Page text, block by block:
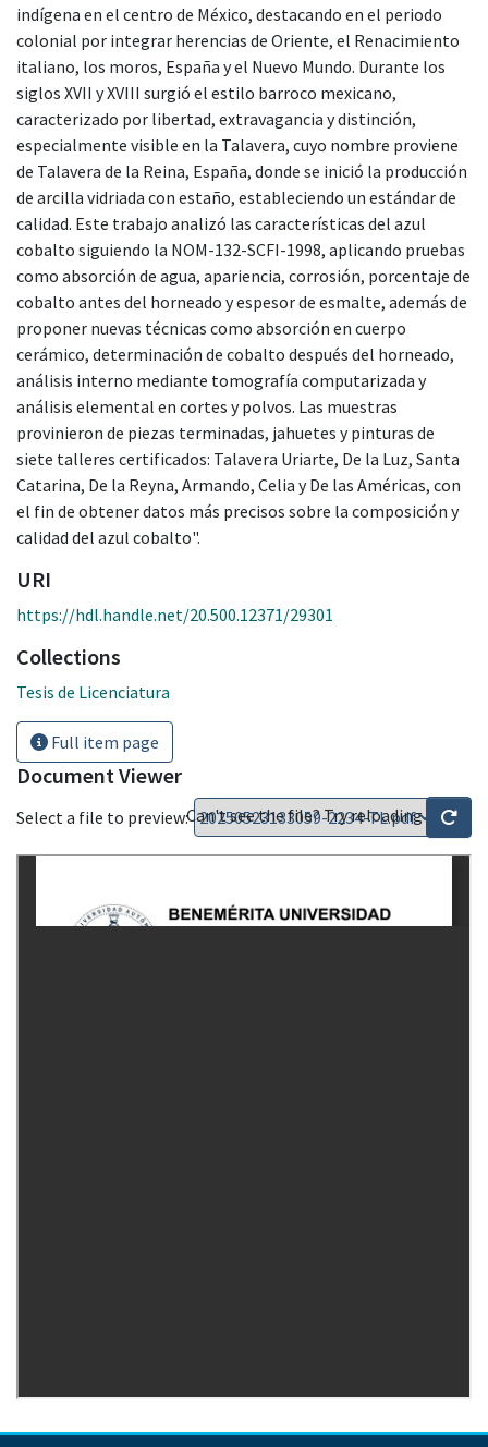
indígena en el centro de México, destacando en el periodo
colonial por integrar herencias de Oriente, el Renacimiento
italiano, los moros, España y el Nuevo Mundo. Durante los
siglos XVII y XVIII surgió el estilo barroco mexicano,
caracterizado por libertad, extravagancia y distinción,
especialmente visible en la Talavera, cuyo nombre proviene
de Talavera de la Reina, España, donde se inició la producción
de arcilla vidriada con estaño, estableciendo un estándar de
calidad. Este trabajo analizó las características del azul
cobalto siguiendo la NOM-132-SCFI-1998, aplicando pruebas
como absorción de agua, apariencia, corrosión, porcentaje de
cobalto antes del horneado y espesor de esmalte, además de
proponer nuevas técnicas como absorción en cuerpo
cerámico, determinación de cobalto después del horneado,
análisis interno mediante tomografía computarizada y
análisis elemental en cortes y polvos. Las muestras
provinieron de piezas terminadas, jahuetes y pinturas de
siete talleres certificados: Talavera Uriarte, De la Luz, Santa
Catarina, De la Reyna, Armando, Celia y De las Américas, con
el fin de obtener datos más precisos sobre la composición y
calidad del azul cobalto".
URI
https://hdl.handle.net/20.500.12371/29301
Collections
Tesis de Licenciatura
Full item page
Document Viewer
Select a file to preview:Can't see the file? Try reloading